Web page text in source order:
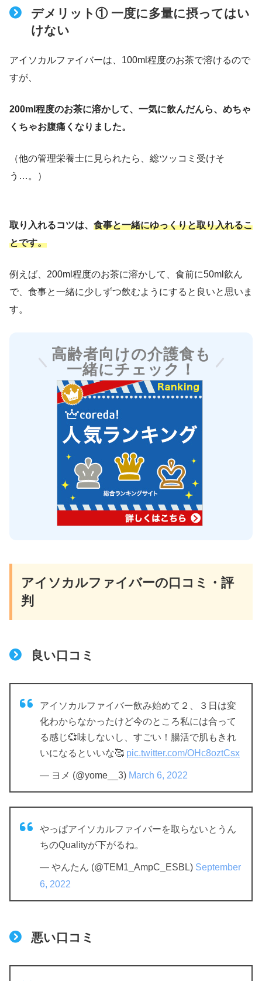
デメリット① 一度に多量に摂ってはい
けない
アイソカルファイバーは、100ml程度のお茶で溶けるので
すが、
200ml程度のお茶に溶かして、一気に飲んだんら、めちゃ
くちゃお腹痛くなりました。
（他の管理栄養士に見られたら、総ツッコミ受けそ
う…。）
取り入れるコツは、 食事と一緒にゆっくりと取り入れるこ
とです。
例えば、200ml程度のお茶に溶かして、食前に50ml飲ん
で、食事と一緒に少しずつ飲むようにすると良いと思いま
す。
高齢者向けの介護食も
一緒にチェック！
アイソカルファイバーの口コミ・評
判
良い口コミ
アイソカルファイバー飲み始めて２、３日は変
化わからなかったけど今のところ私には合って
る感じ💞味しないし、すごい！腸活で肌もきれ
いになるといいな🥰 pic.twitter.com/OHc8oztCsx
— ヨメ (@yome__3) March 6, 2022
やっぱアイソカルファイバーを取らないとうん
ちのQualityが下がるね。
— やんたん (@TEM1_AmpC_ESBL) September
6, 2022
悪い口コミ